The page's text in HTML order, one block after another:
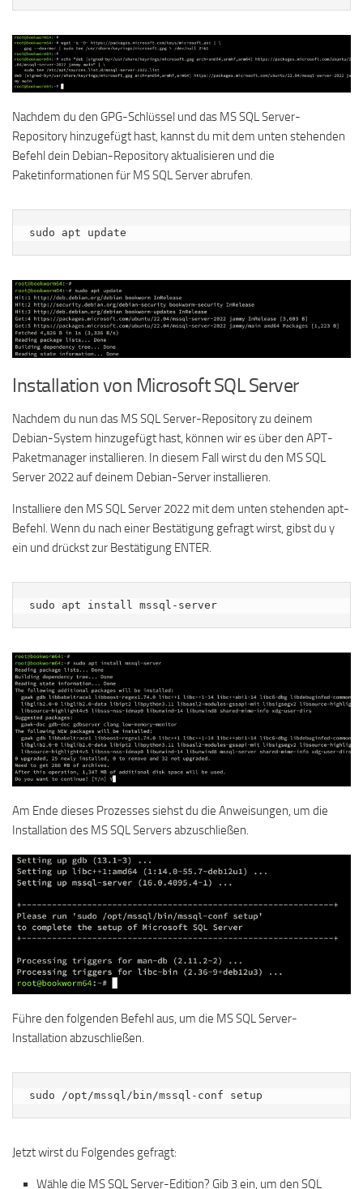
Nachdem du den GPG-Schlüssel und das MS SQL Server-
Repository hinzugefügt hast, kannst du mit dem unten stehenden
Befehl dein Debian-Repository aktualisieren und die
Paketinformationen für MS SQL Server abrufen.
sudo apt update
Installation von Microsoft SQL Server
Nachdem du nun das MS SQL Server-Repository zu deinem
Debian-System hinzugefügt hast, können wir es über den APT-
Paketmanager installieren. In diesem Fall wirst du den MS SQL
Server 2022 auf deinem Debian-Server installieren.
Installiere den MS SQL Server 2022 mit dem unten stehenden apt-
Befehl. Wenn du nach einer Bestätigung gefragt wirst, gibst du y
ein und drückst zur Bestätigung ENTER.
sudo apt install mssql-server
Am Ende dieses Prozesses siehst du die Anweisungen, um die
Installation des MS SQL Servers abzuschließen.
Führe den folgenden Befehl aus, um die MS SQL Server-
Installation abzuschließen.
sudo /opt/mssql/bin/mssql-conf setup
Jetzt wirst du Folgendes gefragt:
Wähle die MS SQL Server-Edition? Gib 3 ein, um den SQL